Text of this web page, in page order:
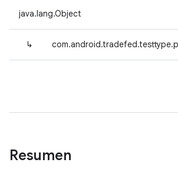
java.lang.Object
↳
Resumen